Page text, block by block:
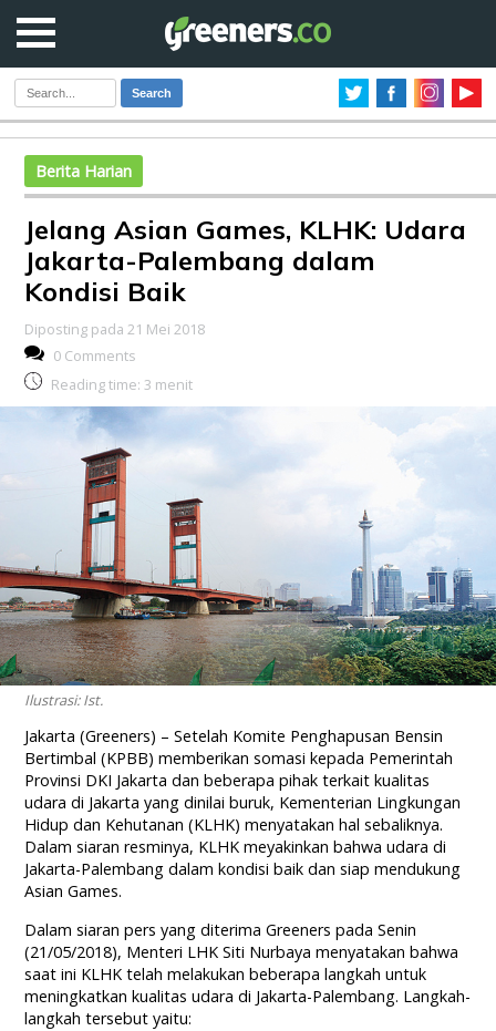
Search
Berita Harian
Jelang Asian Games, KLHK: Udara
Jakarta-Palembang dalam
Kondisi Baik
Diposting pada 21 Mei 2018
0 Comments
Reading time: 3 menit
Ilustrasi: Ist.
Jakarta (Greeners) – Setelah Komite Penghapusan Bensin
Bertimbal (KPBB) memberikan somasi kepada Pemerintah
Provinsi DKI Jakarta dan beberapa pihak terkait kualitas
udara di Jakarta yang dinilai buruk, Kementerian Lingkungan
Hidup dan Kehutanan (KLHK) menyatakan hal sebaliknya.
Dalam siaran resminya, KLHK meyakinkan bahwa udara di
Jakarta-Palembang dalam kondisi baik dan siap mendukung
Asian Games.
Dalam siaran pers yang diterima Greeners pada Senin
(21/05/2018), Menteri LHK Siti Nurbaya menyatakan bahwa
saat ini KLHK telah melakukan beberapa langkah untuk
meningkatkan kualitas udara di Jakarta-Palembang. Langkah-
langkah tersebut yaitu: